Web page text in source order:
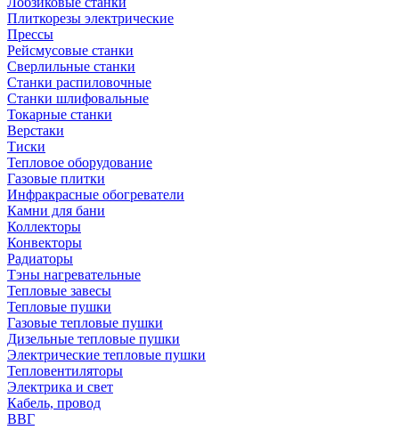
Плиткорезы электрические
Прессы
Рейсмусовые станки
Сверлильные станки
Станки распиловочные
Станки шлифовальные
Токарные станки
Верстаки
Тиски
Тепловое оборудование
Газовые плитки
Инфракрасные обогреватели
Камни для бани
Коллекторы
Конвекторы
Радиаторы
Тэны нагревательные
Тепловые завесы
Тепловые пушки
Газовые тепловые пушки
Дизельные тепловые пушки
Электрические тепловые пушки
Тепловентиляторы
Электрика и свет
Кабель, провод
ВВГ